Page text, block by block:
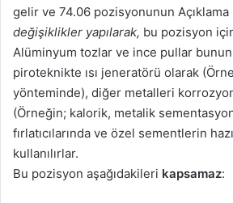
gelir ve 74.06 pozisyonunun Açıklama
değişiklikler yapılarak, bu pozisyon
Alüminyum tozlar ve ince pullar
piroteknikte ısı jeneratörü olarak
yönteminde), diğer metalleri
(Örneğin; kalorik, metalik
fırlatıcılarında ve özel sementlerin
kullanılırlar.
Bu pozisyon aşağıdakileri kapsamaz: